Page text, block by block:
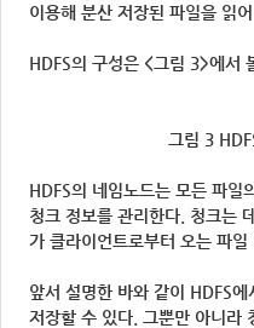
이용해 분산 저장된 파일을 읽
HDFS의 구성은 <그림 3>에서
그림 3
HDFS의 네임노드는 모든 파일
청크 정보를 관리한다. 청크는
가 클라이언트로부터 오는 파일
앞서 설명한 바와 같이 HDFS
저장할 수 있다. 그뿐만 아니라